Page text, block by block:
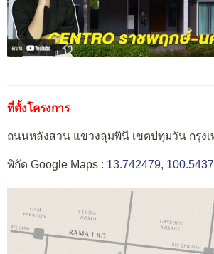
ที่ตั้งโครงการ
ถนนหลังสวน แขวงลุมพินี เขตปทุมวัน กรุง
พิกัด Google Maps : 13.742479,